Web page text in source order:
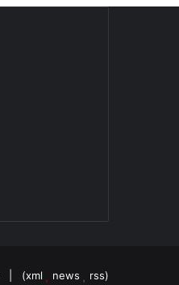
| (xml news rss)